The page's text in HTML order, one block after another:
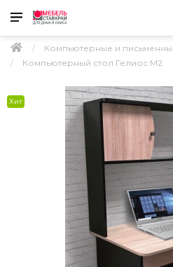
Компьютерные и
Компьютерный стол Гелиос М2
Хит